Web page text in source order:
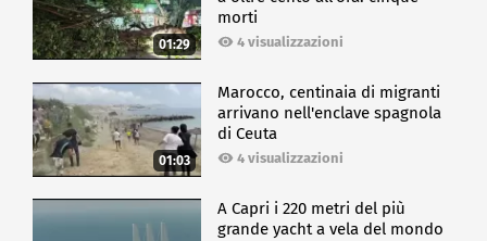
01:29
morti
4 visualizzazioni
01:03
Marocco, centinaia di migranti
arrivano nell'enclave spagnola
di Ceuta
4 visualizzazioni
A Capri i 220 metri del più
grande yacht a vela del mondo